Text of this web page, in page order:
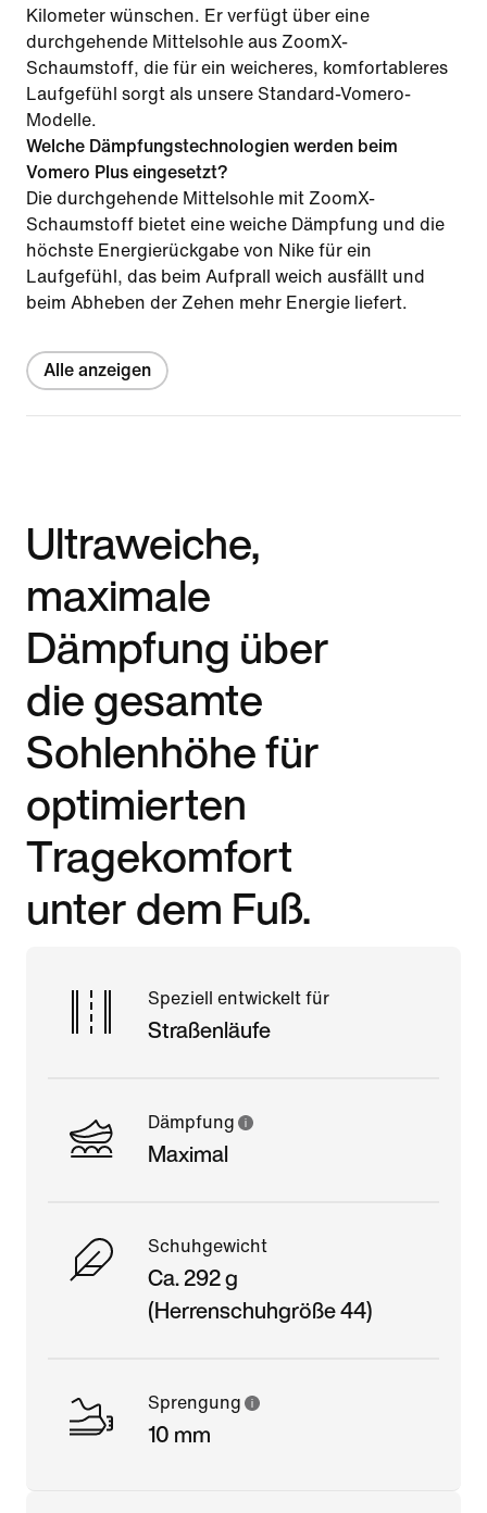
Kilometer wünschen. Er verfügt über eine
durchgehende Mittelsohle aus ZoomX-
Schaumstoff, die für ein weicheres, komfortableres
Laufgefühl sorgt als unsere Standard-Vomero-
Modelle.
Welche Dämpfungstechnologien werden beim
Vomero Plus eingesetzt?
Die durchgehende Mittelsohle mit ZoomX-
Schaumstoff bietet eine weiche Dämpfung und die
höchste Energierückgabe von Nike für ein
Laufgefühl, das beim Aufprall weich ausfällt und
beim Abheben der Zehen mehr Energie liefert.
Alle anzeigen
Ultraweiche,
maximale
Dämpfung über
die gesamte
Sohlenhöhe für
optimierten
Tragekomfort
unter dem Fuß.
Speziell entwickelt für
Straßenläufe
Dämpfung
Maximal
Schuhgewicht
Ca. 292 g
(Herrenschuhgröße 44)
Sprengung
10 mm